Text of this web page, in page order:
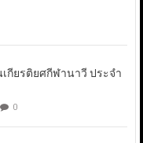
กียรติยศกีฬานาวี ประจำ
0